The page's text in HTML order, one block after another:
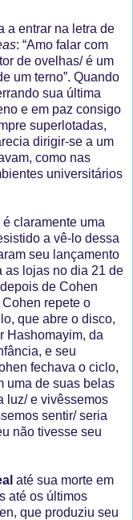
a entrar na letra de
: “Amo falar com
de ovelhas/ é um
um terno”. Quando
sua última
e em paz consigo
superlotadas,
dirigir-se a um
como nas
universitários
é claramente uma
a vê-lo dessa
seu lançamento
as lojas no dia 21 de
de Cohen
repete o
que abre o disco,
Hashomayim, da
e seu
fechava o ciclo,
uma de suas belas
luz/ e vivêssemos
sentir/ seria
não tivesse seu
até sua morte em
até os últimos
que produziu seu